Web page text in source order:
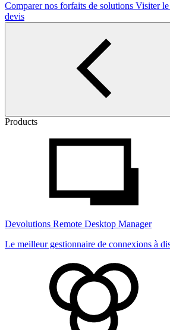
Comparer nos forfaits de solutions Visiter
devis
Products
Devolutions Remote Desktop Manager
Le meilleur gestionnaire de connexions à